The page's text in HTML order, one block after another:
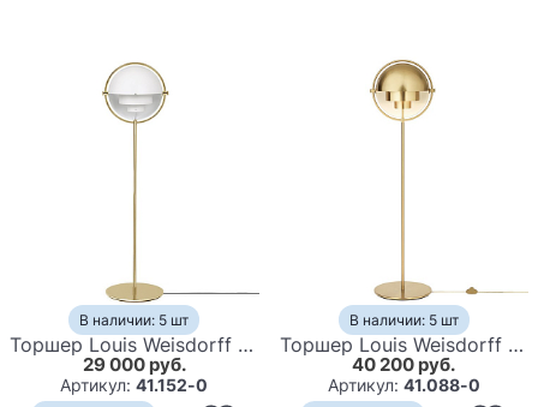
В наличии: 5 шт
Торшер Louis Weisdorff Multi-lite floor white
29 000 руб.
Артикул:41.152-0
В наличии: 5 шт
Торшер Louis Weisdorff Multi-lite floor lamp
40 200 руб.
Артикул: 41.088-0